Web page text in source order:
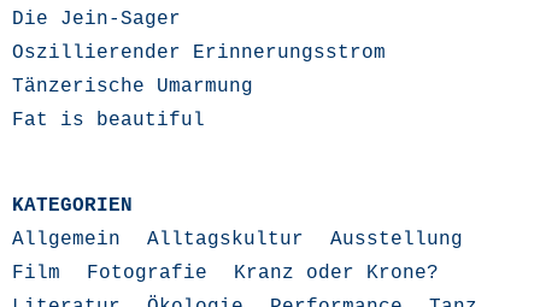
Die Jein-Sager
Oszillierender Erinnerungsstrom
Tänzerische Umarmung
Fat is beautiful
KATEGORIEN
Allgemein
Alltagskultur
Ausstellung
Film
Fotografie
Kranz oder Krone?